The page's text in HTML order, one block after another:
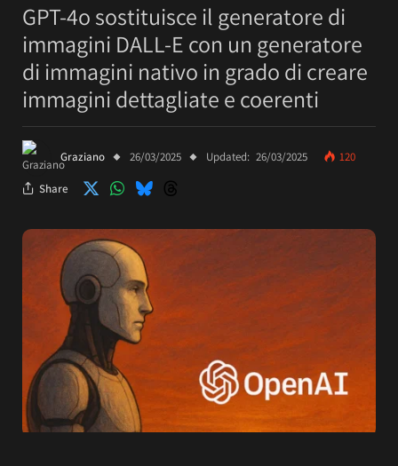
GPT-4o sostituisce il generatore di
immagini DALL-E con un generatore
di immagini nativo in grado di creare
immagini dettagliate e coerenti
Graziano 26/03/2025 Updated: 26/03/2025 120
Share